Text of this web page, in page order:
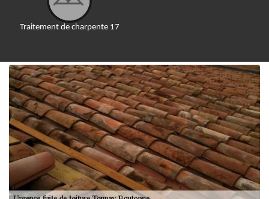
Traitement de charpente 17